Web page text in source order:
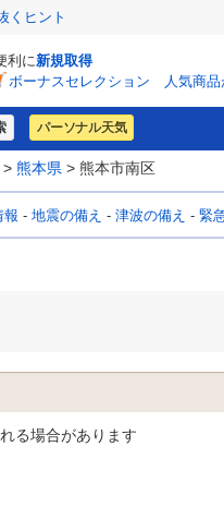
くヒント
利に新規取得
ボーナスセレクション 人気商品
パーソナル天気
> 熊本県 > 熊本市南区
報 - 地震の備え - 津波の備え - 緊
る場合があります